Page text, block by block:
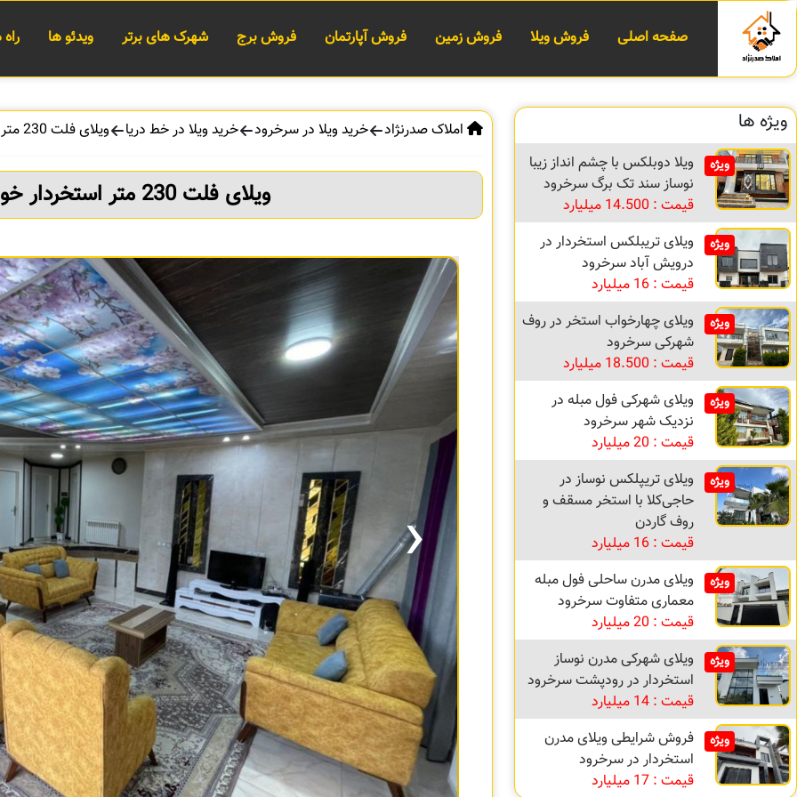
صفحه اصلی فروش ویلا فروش زمین فروش آپارتمان فروش برج شهرک های برتر ویدئو ها
املاک صدرنژاد خرید ویلا در سرخرود خرید ویلا در خط دریا ویلای فلت 230 متر استخردار خوش قیمت در سرخرود
ویلای فلت 230 متر استخردار خوش قیمت در سرخرود
›
ویژه ها
ویژه
ویلا دوبلکس با چشم انداز زیبا
نوساز سند تک برگ سرخرود
قیمت : 14.500 میلیارد
ویژه
ویلای تریبلکس استخردار در
درویش آباد سرخرود
قیمت : 16 میلیارد
ویژه
ویلای چهارخواب استخر در روف
شهرکی سرخرود
قیمت : 18.500 میلیارد
ویژه
ویلای شهرکی فول مبله در
نزدیک شهر سرخرود
قیمت : 20 میلیارد
ویژه
ویلای تریپلکس نوساز در
حاجی‌کلا با استخر مسقف و
روف گاردن
قیمت : 16 میلیارد
ویژه
ویلای مدرن ساحلی فول مبله
معماری متفاوت سرخرود
قیمت : 20 میلیارد
ویژه
ویلای شهرکی مدرن نوساز
استخردار در رودپشت سرخرود
قیمت : 14 میلیارد
ویژه
فروش شرایطی ویلای مدرن
استخردار در سرخرود
قیمت : 17 میلیارد